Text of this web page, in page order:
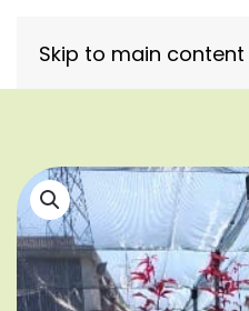
Skip to main content